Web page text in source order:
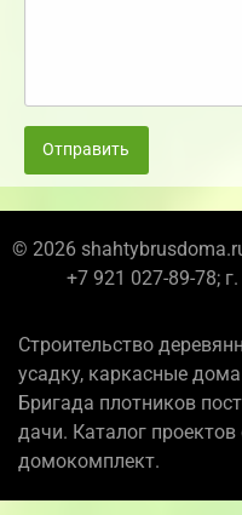
Отправить
© 2026
+7 921 027-89-78;
Строительство
усадку, каркасные
Бригада плотников
дачи. Каталог
домокомплект.